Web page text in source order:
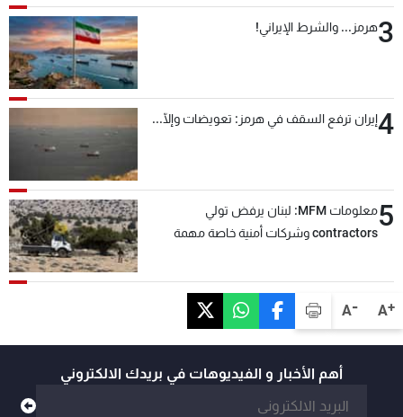
A+
A-
3هرمز... والشرط الإيراني!
4إيران ترفع السقف في هرمز: تعويضات وإلّا...
5
معلومات MFM: لبنان يرفض تولي
contractors وشركات أمنية خاصة مهمة
أهم الأخبار و الفيديوهات في بريدك الالكتروني